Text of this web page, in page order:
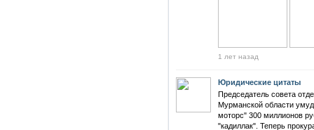
1 лет назад
Юридические цитаты
Председатель совета
Мурманской области
моторс" 300 миллионов
"кадиллак". Теперь